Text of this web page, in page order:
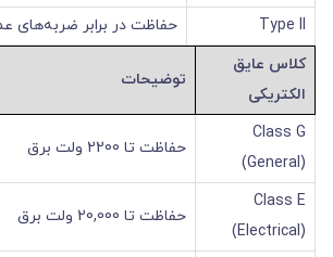
Type II
حفاظت در برابر ضربه‌های
کلاس عایق
الکتریکی
توضیحات
Class G
(General)
حفاظت تا 2200 ولت برق
Class E
(Electrical)
حفاظت تا 20,000 ولت برق